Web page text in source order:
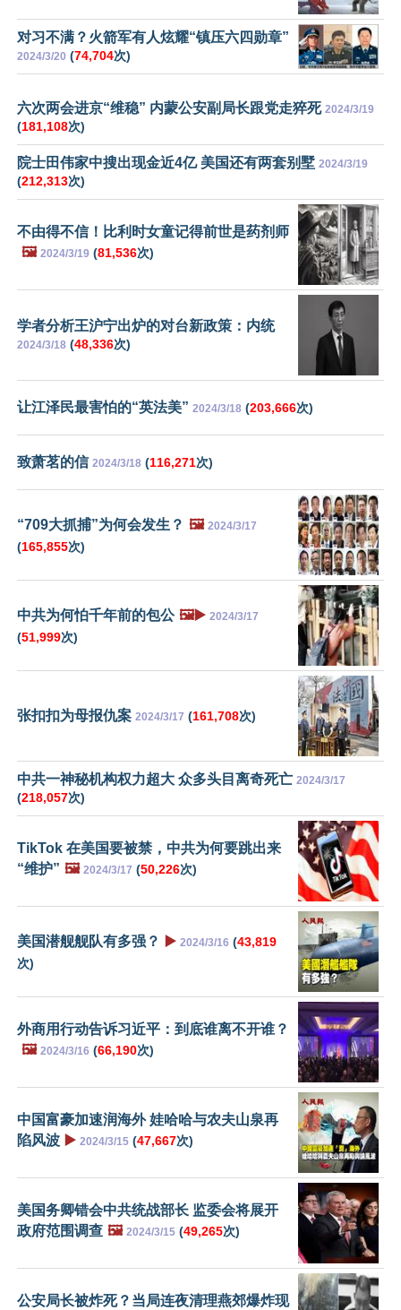
对习不满？火箭军有人炫耀“镇压六四勋章”
2024/3/20 (74,704次)
六次两会进京“维稳” 内蒙公安副局长跟党走猝死 2024/3/19
(181,108次)
院士田伟家中搜出现金近4亿 美国还有两套别墅 2024/3/19
(212,313次)
不由得不信！比利时女童记得前世是药剂师
🖼️ 2024/3/19 (81,536次)
学者分析王沪宁出炉的对台新政策：内统
2024/3/18 (48,336次)
让江泽民最害怕的“英法美” 2024/3/18 (203,666次)
致萧茗的信 2024/3/18 (116,271次)
“709大抓捕”为何会发生？ 🖼️ 2024/3/17
(165,855次)
中共为何怕千年前的包公 🖼️▶️ 2024/3/17
(51,999次)
张扣扣为母报仇案 2024/3/17 (161,708次)
中共一神秘机构权力超大 众多头目离奇死亡 2024/3/17
(218,057次)
TikTok 在美国要被禁，中共为何要跳出来
“维护” 🖼️ 2024/3/17 (50,226次)
美国潜舰舰队有多强？ ▶️ 2024/3/16 (43,819
次)
外商用行动告诉习近平：到底谁离不开谁？
🖼️ 2024/3/16 (66,190次)
中国富豪加速润海外 娃哈哈与农夫山泉再
陷风波 ▶️ 2024/3/15 (47,667次)
美国务卿错会中共统战部长 监委会将展开
政府范围调查 🖼️ 2024/3/15 (49,265次)
公安局长被炸死？当局连夜清理燕郊爆炸现